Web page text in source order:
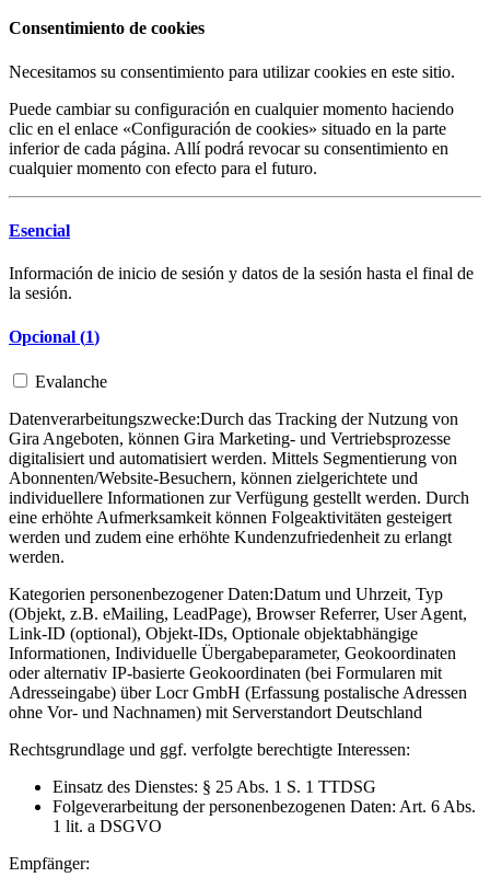
Consentimiento de cookies
Necesitamos su consentimiento para utilizar cookies en este sitio.
Puede cambiar su configuración en cualquier momento haciendo
clic en el enlace «Configuración de cookies» situado en la parte
inferior de cada página. Allí podrá revocar su consentimiento en
cualquier momento con efecto para el futuro.
Esencial
Información de inicio de sesión y datos de la sesión hasta el final de
la sesión.
Opcional (1)
Evalanche
Datenverarbeitungszwecke:Durch das Tracking der Nutzung von
Gira Angeboten, können Gira Marketing- und Vertriebsprozesse
digitalisiert und automatisiert werden. Mittels Segmentierung von
Abonnenten/Website-Besuchern, können zielgerichtete und
individuellere Informationen zur Verfügung gestellt werden. Durch
eine erhöhte Aufmerksamkeit können Folgeaktivitäten gesteigert
werden und zudem eine erhöhte Kundenzufriedenheit zu erlangt
werden.
Kategorien personenbezogener Daten:Datum und Uhrzeit, Typ
(Objekt, z.B. eMailing, LeadPage), Browser Referrer, User Agent,
Link-ID (optional), Objekt-IDs, Optionale objektabhängige
Informationen, Individuelle Übergabeparameter, Geokoordinaten
oder alternativ IP-basierte Geokoordinaten (bei Formularen mit
Adresseingabe) über Locr GmbH (Erfassung postalische Adressen
ohne Vor- und Nachnamen) mit Serverstandort Deutschland
Rechtsgrundlage und ggf. verfolgte berechtigte Interessen:
Einsatz des Dienstes: § 25 Abs. 1 S. 1 TTDSG
Folgeverarbeitung der personenbezogenen Daten: Art. 6 Abs.
1 lit. a DSGVO
Empfänger: